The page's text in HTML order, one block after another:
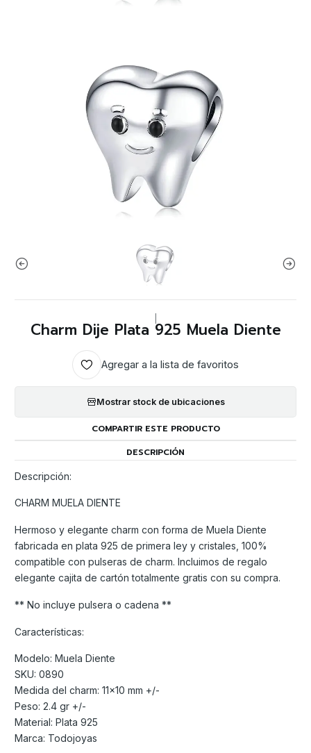
Charm Dije Plata 925 Muela Diente
Agregar a la lista de favoritos
Mostrar stock de ubicaciones
COMPARTIR ESTE PRODUCTO
DESCRIPCIÓN
Descripción:
CHARM MUELA DIENTE
Hermoso y elegante charm con forma de Muela Diente
fabricada en plata 925 de primera ley y cristales, 100%
compatible con pulseras de charm. Incluimos de regalo
elegante cajita de cartón totalmente gratis con su compra.
** No incluye pulsera o cadena **
Características:
Modelo: Muela Diente
SKU: 0890
Medida del charm: 11x10 mm +/-
Peso: 2.4 gr +/-
Material: Plata 925
Marca: Todojoyas